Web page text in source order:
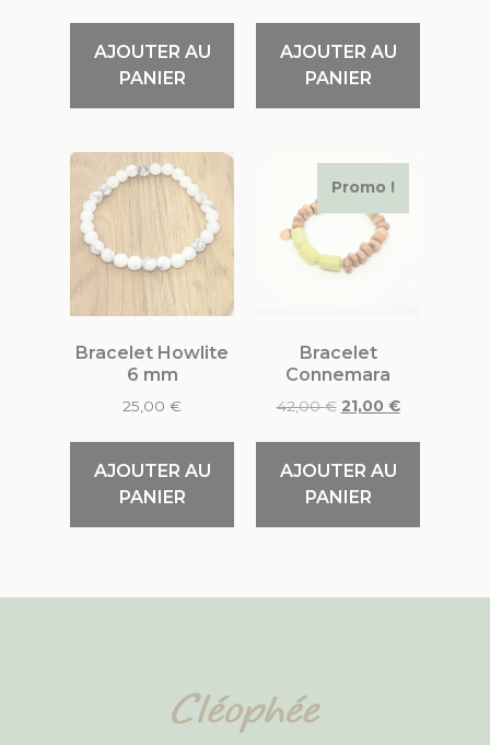
AJOUTER AU
PANIER
AJOUTER AU
PANIER
Bracelet Howlite
6 mm
25,00 €
AJOUTER AU
PANIER
Promo !
Bracelet
Connemara
42,00€ 21,00 €
AJOUTER AU
PANIER